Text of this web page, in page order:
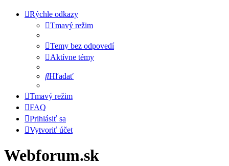
Rýchle odkazy
Tmavý režim
Temy bez odpovedí
Aktívne témy
Hľadať
Tmavý režim
FAQ
Prihlásiť sa
Vytvoriť účet
Webforum.sk